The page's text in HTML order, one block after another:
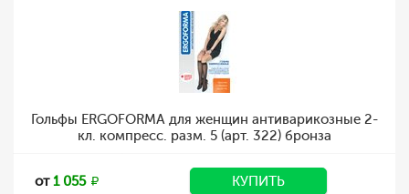
Гольфы ERGOFORMA для женщин антиварикозные 2-
кл. компресс. разм. 5 (арт. 322) бронза
от1 055 КУПИТЬ